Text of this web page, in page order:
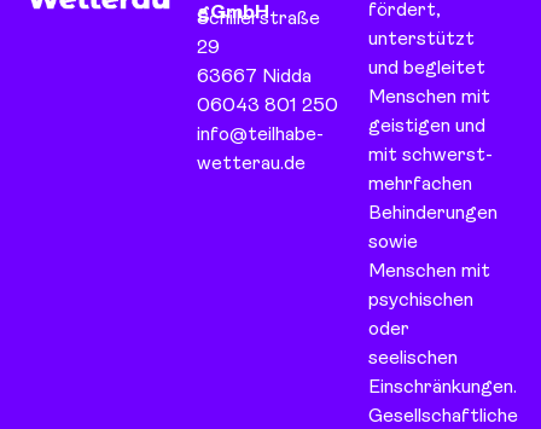
gGmbH
Schillerstraße
29
63667 Nidda
06043 801 250
info@teilhabe-
wetterau.de
fördert,
unterstützt
und begleitet
Menschen mit
geistigen und
mit schwerst-
mehrfachen
Behinderungen
sowie
Menschen mit
psychischen
oder
seelischen
Einschränkungen.
Gesellschaftliche